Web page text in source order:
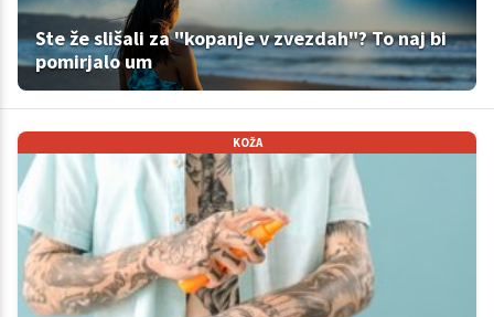
Ste že slišali za "kopanje v zvezdah"? To naj bi
pomirjalo um
KOŽA